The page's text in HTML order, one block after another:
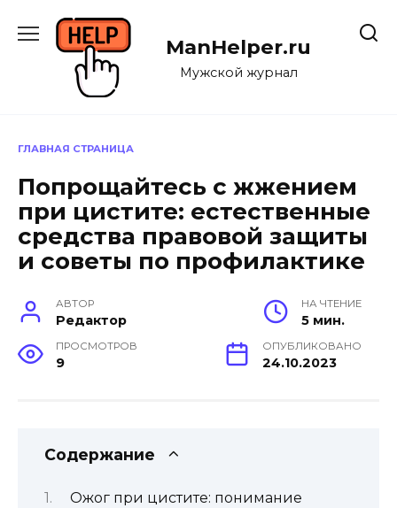
содержанию
ManHelper.ru
Мужской журнал
ГЛАВНАЯ СТРАНИЦА
Попрощайтесь с жжением
при цистите: естественные
средства правовой защиты
и советы по профилактике
АВТОР
Редактор
НА ЧТЕНИЕ
5 мин.
ПРОСМОТРОВ
9
ОПУБЛИКОВАНО
24.10.2023
Содержание
Ожог при цистите: понимание